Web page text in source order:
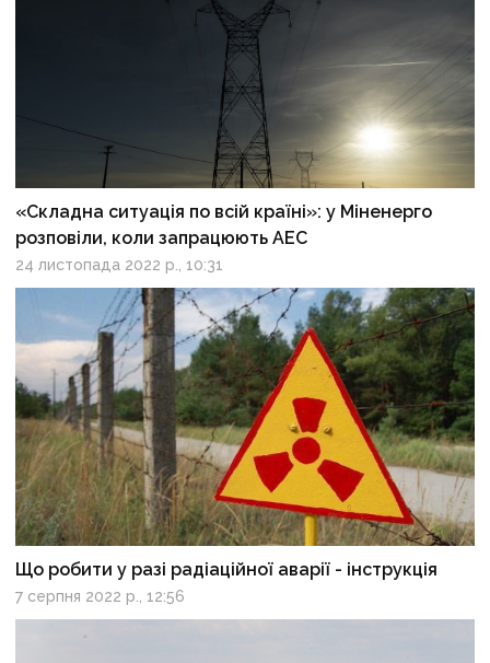
«Складна ситуація по всій країні»: у Міненерго
розповіли, коли запрацюють АЕС
24 листопада 2022 р., 10:31
Що робити у разі радіаційної аварії - інструкція
7 серпня 2022 р., 12:56